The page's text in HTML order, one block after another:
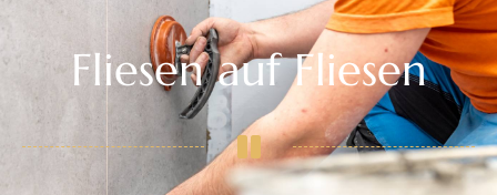
Fliesen auf Fliesen